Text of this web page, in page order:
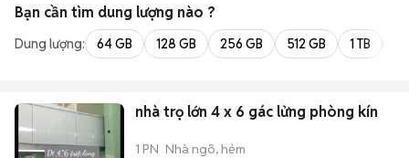
Bạn cần tìm dung lượng nào ?
Dung lượng: 64 GB 128 GB 256 GB 512 GB 1 TB
nhà trọ lớn 4 x 6 gác lửng phòng kín
1 PN Nhà ngõ, hẻm